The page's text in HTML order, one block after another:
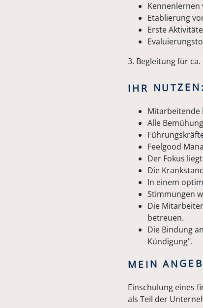
Kennenlernen
Etablierung
Erste
3. Begleitung für
IHR NUTZEN:
Mitarbeitende
Alle
Feelgood
Der Fokus
Die
In einem
Stimmungen
Die
betreuen.
Die Bindung
Kündigung".
MEIN
Einschulung eines
als Teil der